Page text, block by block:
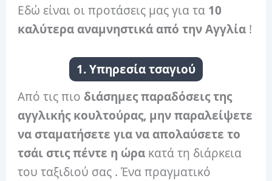
Εδώ είναι οι προτάσεις μας για τα 10
καλύτερα αναμνηστικά από την Αγγλία !
1. Υπηρεσία τσαγιού
Από τις πιο διάσημεςπαραδόσεις της
αγγλικής κουλτούρας, μην παραλείψετε
να σταματήσετε για να απολαύσετετο
τσάι στις πέντε η ώρα κατά τη διάρκεια
του ταξιδιού σας . Ένα πραγματικό